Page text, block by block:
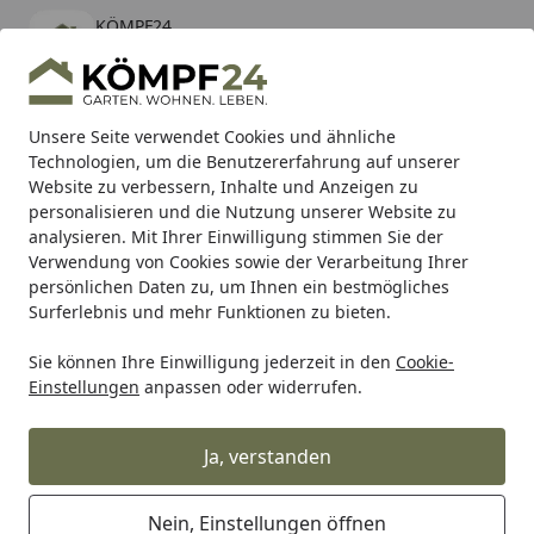
Unsere Seite verwendet Cookies und ähnliche
Technologien, um die Benutzererfahrung auf unserer
Website zu verbessern, Inhalte und Anzeigen zu
personalisieren und die Nutzung unserer Website zu
analysieren. Mit Ihrer Einwilligung stimmen Sie der
Verwendung von Cookies sowie der Verarbeitung Ihrer
persönlichen Daten zu, um Ihnen ein bestmögliches
Surferlebnis und mehr Funktionen zu bieten.
Sie können Ihre Einwilligung jederzeit in den Cookie-
Einstellungen anpassen oder widerrufen.
Ja, verstanden
Nein, Einstellungen öffnen
KÖMPF24
kostenlos - Im App Store
Hotline
Alle Produkte
Mein Konto
Suchen
Karibu Pools inkl. gratis Sandfilteranlage & Pool-
Starterset (Gesamtwert bis 468,99€)
Startseite
Metabo Zubehör Zubehör Schleifen & Polieren
Metabo Schleifbänder
Zirkonkorund für
Rohrbandschleifer